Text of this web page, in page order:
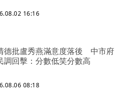
16:16
德批盧秀燕滿意度落後 中市府
調回擊：分數低笑分數高
08:18